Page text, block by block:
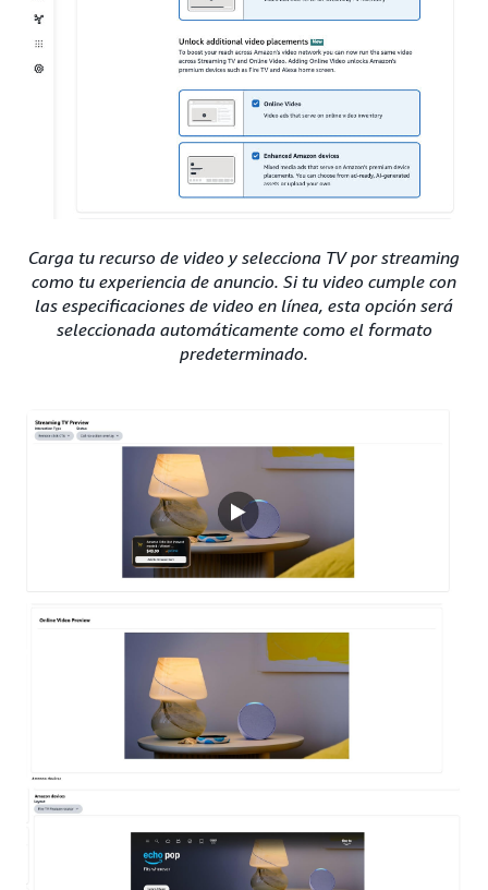
Carga tu recurso de video y selecciona TV por streaming
como tu experiencia de anuncio. Si tu video cumple con
las especificaciones de video en línea, esta opción será
seleccionada automáticamente como el formato
predeterminado.